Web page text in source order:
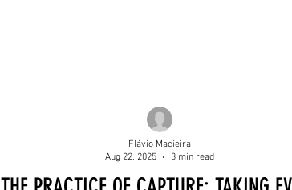
Flávio Macieira
Aug 22, 2025
3 min read